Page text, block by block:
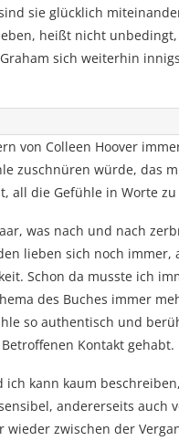
sie glücklich
heißt nicht
sich weiterhin
von Colleen Hoover
zuschnüren würde, das
all die Gefühle in Worte
was nach und nach
lieben sich noch
Schon da musste ich
des Buches immer
so authentisch und
Kontakt gehabt.
kann kaum
andererseits auch
zwischen der